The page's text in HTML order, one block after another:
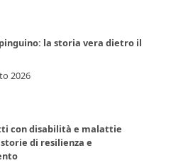
la storia vera dietro il
2026
con disabilità e malattie
di resilienza e